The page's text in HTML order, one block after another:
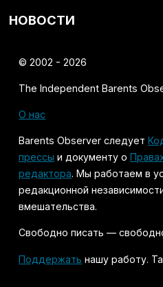
НОВОСТИ
© 2002 - 2026
The Independent Barents
О нас
Barents Observer следует
прессы и документу о
редактора. Мы работаем в
редакционной
вмешательства.
Свободно писать —
Поддержать нашу работу.